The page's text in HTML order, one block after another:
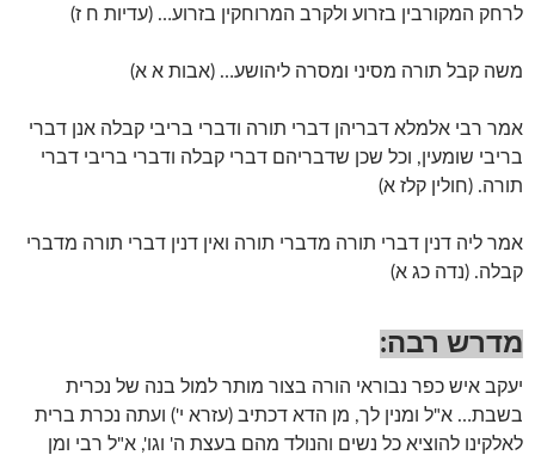
לרחק המקורבין בזרוע ולקרב המרוחקין בזרוע… (עדיות ח ז)
משה קבל תורה מסיני ומסרה ליהושע… (אבות א א)
אמר רבי אלמלא דבריהן דברי תורה ודברי בריבי קבלה אנן דברי
בריבי שומעין, וכל שכן שדבריהם דברי קבלה ודברי בריבי דברי
תורה. (חולין קלז א)
אמר ליה דנין דברי תורה מדברי תורה ואין דנין דברי תורה מדברי
קבלה. (נדה כג א)
מדרש רבה:
יעקב איש כפר נבוראי הורה בצור מותר למול בנה של נכרית
בשבת… א"ל ומנין לך, מן הדא דכתיב (עזרא י') ועתה נכרת ברית
לאלקינו להוציא כל נשים והנולד מהם בעצת ה' וגו', א"ל רבי ומן